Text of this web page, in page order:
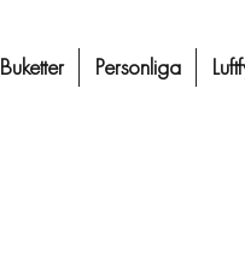
Buketter Personliga